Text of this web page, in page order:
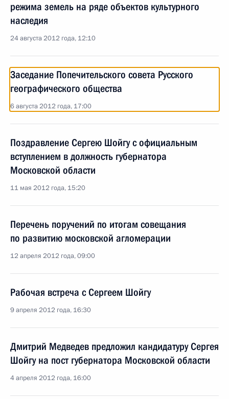
режима земель на ряде объектов культурного
наследия
24 августа 2012 года, 12:10
Заседание Попечительского совета Русского
географического общества
6 августа 2012 года, 17:00
Поздравление Сергею Шойгу с официальным
вступлением в должность губернатора
Московской области
11 мая 2012 года, 15:20
Перечень поручений по итогам совещания
по развитию московской агломерации
12 апреля 2012 года, 09:00
Рабочая встреча с Сергеем Шойгу
9 апреля 2012 года, 16:30
Дмитрий Медведев предложил кандидатуру Сергея
Шойгу на пост губернатора Московской области
4 апреля 2012 года, 16:00